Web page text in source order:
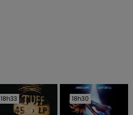
18h33
18h33 18h30
18h30